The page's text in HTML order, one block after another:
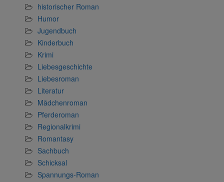
historischer Roman
Humor
Jugendbuch
Kinderbuch
Krimi
Liebesgeschichte
Liebesroman
Literatur
Mädchenroman
Pferderoman
Regionalkrimi
Romantasy
Sachbuch
Schicksal
Spannungs-Roman